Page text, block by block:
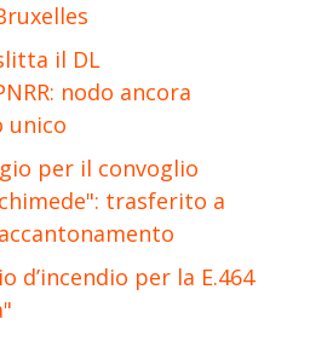
il DL
nodo ancora
unico
per il convoglio
trasferito a
d’incendio per la E.464